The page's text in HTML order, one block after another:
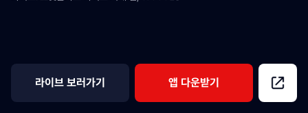
라이브 보러가기 앱 다운받기